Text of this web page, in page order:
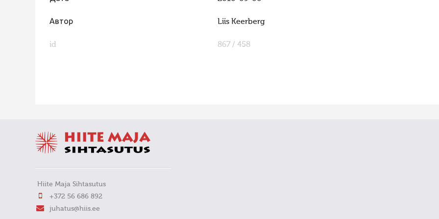
Автор Liis Keerberg
id 867 / 458
Hiite Maja Sihtasutus
+372 56 686 892
juhatus@hiis.ee